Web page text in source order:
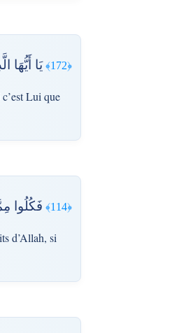
﴿172﴾ يَا أَيُّهَا
Lui que
﴿114﴾ فَكُلُوا
d’Allah, si